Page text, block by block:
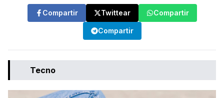
Compartir Twittear Compartir
Compartir
Tecno